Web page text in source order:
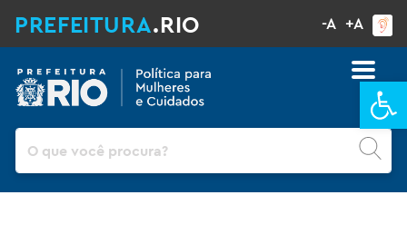
PREFEITURA.RIO -A +A
Pesquisar